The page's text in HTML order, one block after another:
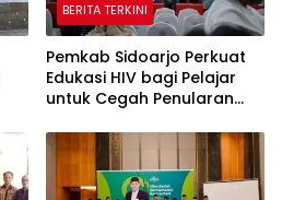
BERITA TERKINI
Pemkab Sidoarjo Perkuat
Edukasi HIV bagi Pelajar
untuk Cegah Penularan